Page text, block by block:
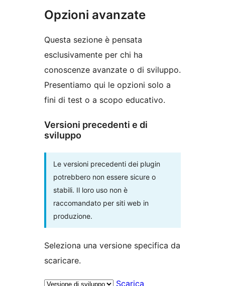
Opzioni avanzate
Questa sezione è pensata
esclusivamente per chi ha
conoscenze avanzate o di sviluppo.
Presentiamo qui le opzioni solo a
fini di test o a scopo educativo.
Versioni precedenti e di
sviluppo
Le versioni precedenti dei plugin
potrebbero non essere sicure o
stabili. Il loro uso non è
raccomandato per siti web in
produzione.
Seleziona una versione specifica da
scaricare.
Scarica